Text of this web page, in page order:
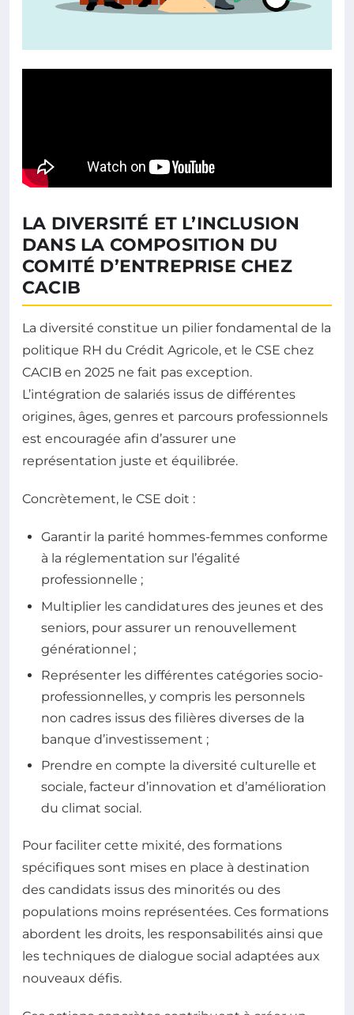
LA DIVERSITÉ ET L’INCLUSION
DANS LA COMPOSITION DU
COMITÉ D’ENTREPRISE CHEZ
CACIB
La diversité constitue un pilier fondamental de la
politique RH du Crédit Agricole, et le CSE chez
CACIB en 2025 ne fait pas exception.
L’intégration de salariés issus de différentes
origines, âges, genres et parcours professionnels
est encouragée afin d’assurer une
représentation juste et équilibrée.
Concrètement, le CSE doit :
Garantir la parité hommes-femmes conforme
à la réglementation sur l’égalité
professionnelle ;
Multiplier les candidatures des jeunes et des
seniors, pour assurer un renouvellement
générationnel ;
Représenter les différentes catégories socio-
professionnelles, y compris les personnels
non cadres issus des filières diverses de la
banque d’investissement ;
Prendre en compte la diversité culturelle et
sociale, facteur d’innovation et d’amélioration
du climat social.
Pour faciliter cette mixité, des formations
spécifiques sont mises en place à destination
des candidats issus des minorités ou des
populations moins représentées. Ces formations
abordent les droits, les responsabilités ainsi que
les techniques de dialogue social adaptées aux
nouveaux défis.